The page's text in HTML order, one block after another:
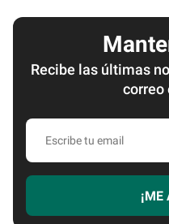
Recibe las últimas
correo
Escribe
email
¡ME